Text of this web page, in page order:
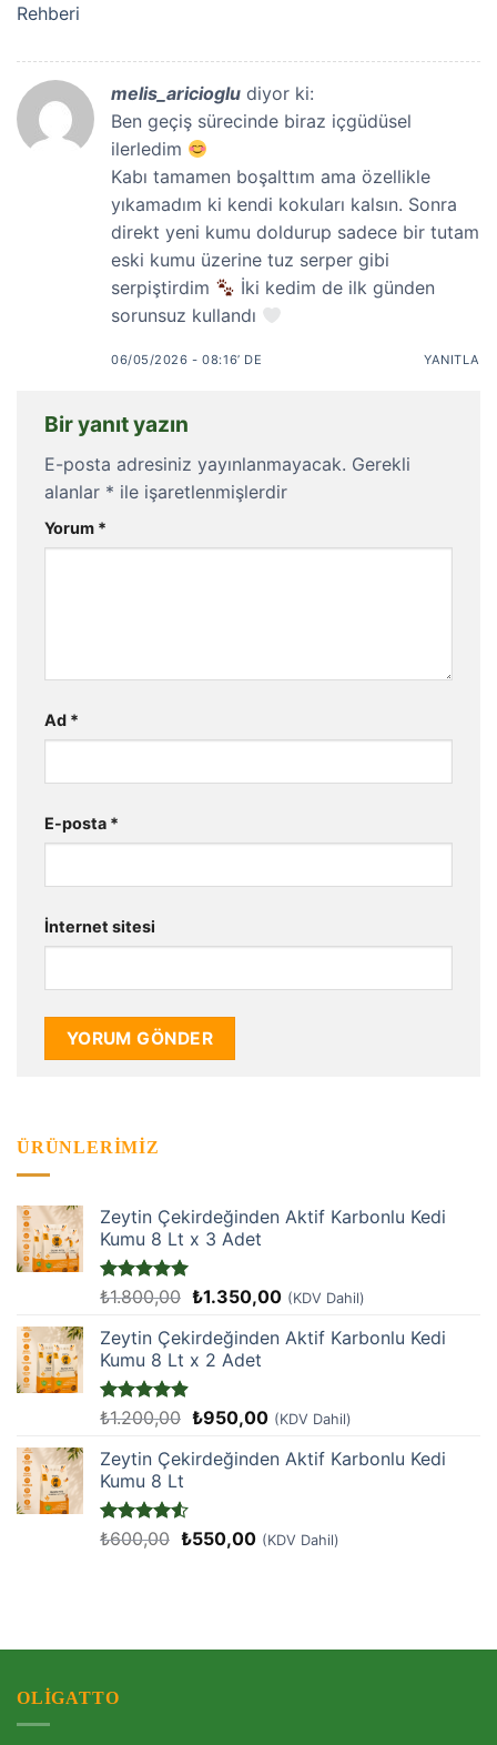
Rehberi
melis_aricioglu diyor ki:
Ben geçiş sürecinde biraz içgüdüsel
ilerledim
Kabı tamamen boşalttım ama özellikle
yıkamadım ki kendi kokuları kalsın. Sonra
direkt yeni kumu doldurup sadece bir tutam
eski kumu üzerine tuz serper gibi
serpiştirdim
İki kedim de ilk günden
sorunsuz kullandı
06/05/2026 - 08:16’ DE YANITLA
Bir yanıt yazın
E-posta adresiniz yayınlanmayacak. Gerekli
alanlar * ile işaretlenmişlerdir
Yorum *
Ad *
E-posta *
İnternet sitesi
ÜRÜNLERIMIZ
Zeytin Çekirdeğinden Aktif Karbonlu Kedi
Kumu 8 Lt x 3 Adet
5 üzerinden
oy aldı
₺1.800,00 Orijinal
₺1.800,00.
₺1.350,00Şu
fiyat:
(KDV Dahil)
Zeytin Çekirdeğinden Aktif Karbonlu Kedi
Kumu 8 Lt x 2 Adet
5 üzerinden
oy aldı
₺1.200,00 Orijinal
₺1.200,00.
₺950,00Şu
fiyat:
(KDV Dahil)
Zeytin Çekirdeğinden Aktif Karbonlu Kedi
Kumu 8 Lt
5
üzerinden
₺600,00 Orijinal
₺550,00Şu
(KDV Dahil)
OLIGATTO